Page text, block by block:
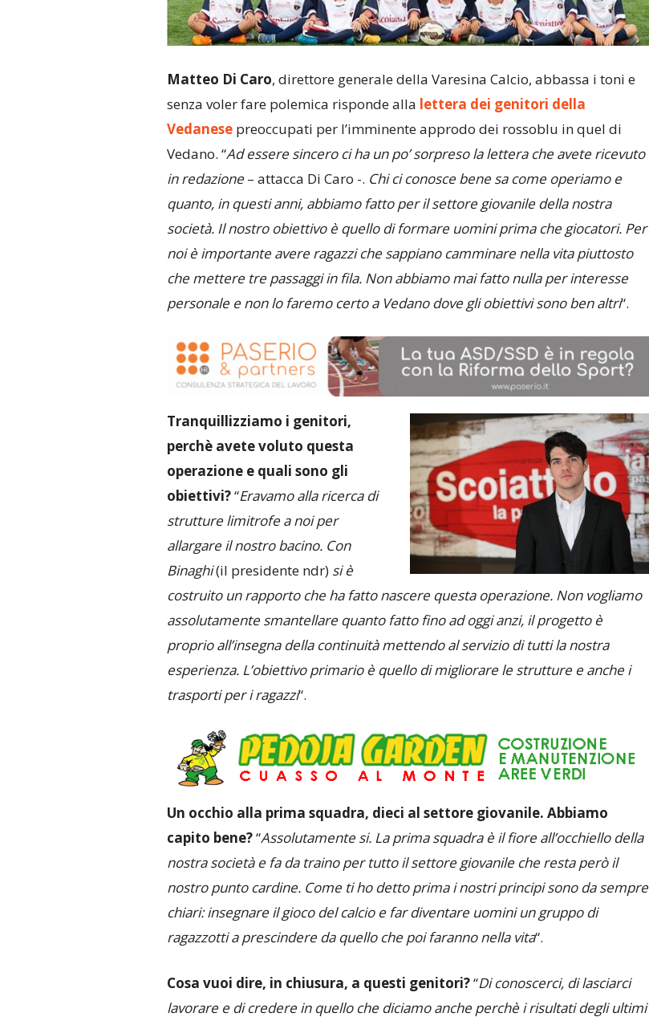
Matteo Di Caro, direttore generale della Varesina Calcio, abbassa i toni e
senza voler fare polemica risponde alla lettera dei genitori della
Vedanesepreoccupati per l’imminente approdo dei rossoblu in quel di
Vedano. “Ad essere sincero ci ha un po’ sorpreso la lettera che avete ricevuto
in redazione– attacca Di Caro -. Chi ci conosce bene sa come operiamo e
quanto, in questi anni, abbiamo fatto per il settore giovanile della nostra
società. Il nostro obiettivo è quello di formare uomini prima che giocatori. Per
noi è importante avere ragazzi che sappiano camminare nella vita piuttosto
che mettere tre passaggi in fila. Non abbiamo mai fatto nulla per interesse
personale e non lo faremo certo a Vedano dove gli obiettivi sono ben altri“.
Tranquillizziamo i genitori,
perchè avete voluto questa
operazione e quali sono gli
obiettivi?“Eravamo alla ricerca di
strutture limitrofe a noi per
allargare il nostro bacino. Con
Binaghi(il presidente ndr) si è
costruito un rapporto che ha fatto nascere questa operazione. Non vogliamo
assolutamente smantellare quanto fatto fino ad oggi anzi, il progetto è
proprio all’insegna della continuità mettendo al servizio di tutti la nostra
esperienza. L’obiettivo primario è quello di migliorare le strutture e anche i
trasporti per i ragazzi“.
Un occhio alla prima squadra, dieci al settore giovanile. Abbiamo
capito bene?“Assolutamente si. La prima squadra è il fiore all’occhiello della
nostra società e fa da traino per tutto il settore giovanile che resta però il
nostro punto cardine. Come ti ho detto prima i nostri principi sono da sempre
chiari: insegnare il gioco del calcio e far diventare uomini un gruppo di
ragazzotti a prescindere da quello che poi faranno nella vita“.
Cosa vuoi dire, in chiusura, a questi genitori?“Di conoscerci, di lasciarci
lavorare e di credere in quello che diciamo anche perchè i risultati degli ultimi